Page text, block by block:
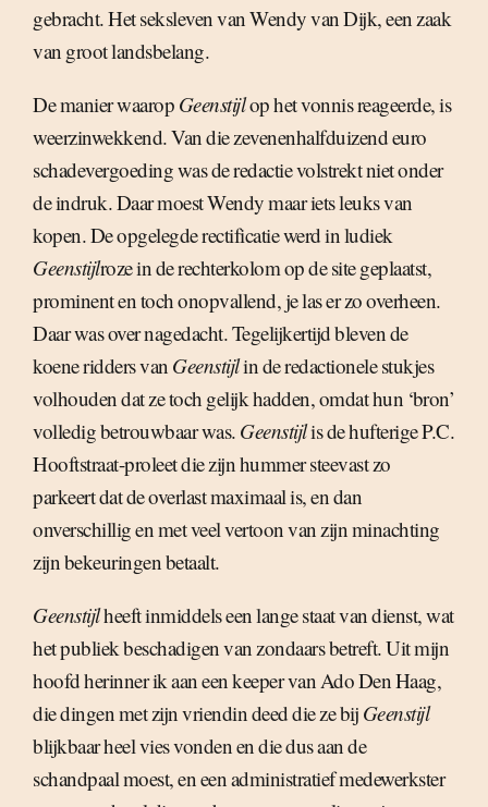
gebracht. Het seksleven van Wendy van Dijk, een zaak
van groot landsbelang.
De manier waarop Geenstijlop het vonnis reageerde, is
weerzinwekkend. Van die zevenenhalfduizend euro
schadevergoeding was de redactie volstrekt niet onder
de indruk. Daar moest Wendy maar iets leuks van
kopen. De opgelegde rectificatie werd in ludiek
Geenstijlroze in de rechterkolom op de site geplaatst,
prominent en toch onopvallend, je las er zo overheen.
Daar was over nagedacht. Tegelijkertijd bleven de
koene ridders van Geenstijlin de redactionele stukjes
volhouden dat ze toch gelijk hadden, omdat hun ‘bron’
volledig betrouwbaar was. Geenstijlis de hufterige P.C.
Hooftstraat-proleet die zijn hummer steevast zo
parkeert dat de overlast maximaal is, en dan
onverschillig en met veel vertoon van zijn minachting
zijn bekeuringen betaalt.
Geenstijlheeft inmiddels een lange staat van dienst, wat
het publiek beschadigen van zondaars betreft. Uit mijn
hoofd herinner ik aan een keeper van Ado Den Haag,
die dingen met zijn vriendin deed die ze bij Geenstijl
blijkbaar heel vies vonden en die dus aan de
schandpaal moest, en een administratief medewerkster